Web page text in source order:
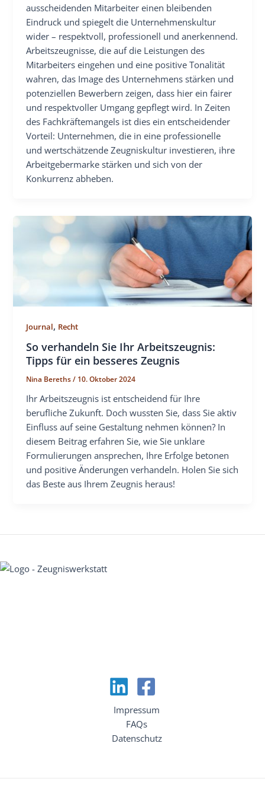
ausscheidenden Mitarbeiter einen bleibenden
Eindruck und spiegelt die Unternehmenskultur
wider – respektvoll, professionell und anerkennend.
Arbeitszeugnisse, die auf die Leistungen des
Mitarbeiters eingehen und eine positive Tonalität
wahren, das Image des Unternehmens stärken und
potenziellen Bewerbern zeigen, dass hier ein fairer
und respektvoller Umgang gepflegt wird. In Zeiten
des Fachkräftemangels ist dies ein entscheidender
Vorteil: Unternehmen, die in eine professionelle
und wertschätzende Zeugniskultur investieren, ihre
Arbeitgebermarke stärken und sich von der
Konkurrenz abheben.
Journal, Recht
So verhandeln Sie Ihr Arbeitszeugnis:
Tipps für ein besseres Zeugnis
Nina Bereths/ 10. Oktober 2024
Ihr Arbeitszeugnis ist entscheidend für Ihre
berufliche Zukunft. Doch wussten Sie, dass Sie aktiv
Einfluss auf seine Gestaltung nehmen können? In
diesem Beitrag erfahren Sie, wie Sie unklare
Formulierungen ansprechen, Ihre Erfolge betonen
und positive Änderungen verhandeln. Holen Sie sich
das Beste aus Ihrem Zeugnis heraus!
Impressum
FAQs
Datenschutz